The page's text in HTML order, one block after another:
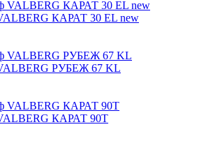
КАРАТ 30 EL new
РУБЕЖ 67 KL
КАРАТ 90T